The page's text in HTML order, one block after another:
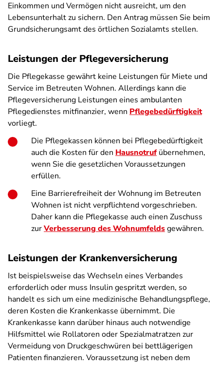
Einkommen und Vermögen nicht ausreicht, um den
Lebensunterhalt zu sichern. Den Antrag müssen Sie beim
Grundsicherungsamt des örtlichen Sozialamts stellen.
Leistungen der Pflegeversicherung
Die Pflegekasse gewährt keine Leistungen für Miete und
Service im Betreuten Wohnen. Allerdings kann die
Pflegeversicherung Leistungen eines ambulanten
Pflegedienstes mitfinanzier, wenn Pflegebedürftigkeit
vorliegt.
Die Pflegekassen können bei Pflegebedürftigkeit
auch die Kosten für den Hausnotrufübernehmen,
wenn Sie die gesetzlichen Voraussetzungen
erfüllen.
Eine Barrierefreiheit der Wohnung im Betreuten
Wohnen ist nicht verpflichtend vorgeschrieben.
Daher kann die Pflegekasse auch einen Zuschuss
zurVerbesserung des Wohnumfeldsgewähren.
Leistungen der Krankenversicherung
Ist beispielsweise das Wechseln eines Verbandes
erforderlich oder muss Insulin gespritzt werden, so
handelt es sich um eine medizinische Behandlungspflege,
deren Kosten die Krankenkasse übernimmt. Die
Krankenkasse kann darüber hinaus auch notwendige
Hilfsmittel wie Rollatoren oder Spezialmatratzen zur
Vermeidung von Druckgeschwüren bei bettlägerigen
Patienten finanzieren. Voraussetzung ist neben dem